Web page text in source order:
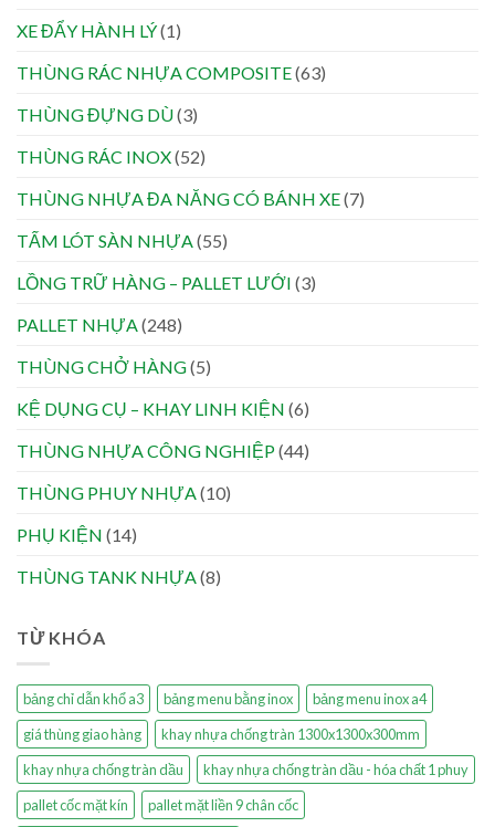
XE ĐẨY HÀNH LÝ(1)
THÙNG RÁC NHỰA COMPOSITE(63)
THÙNG ĐỰNG DÙ(3)
THÙNG RÁC INOX(52)
THÙNG NHỰA ĐA NĂNG CÓ BÁNH XE(7)
TẤM LÓT SÀN NHỰA (55)
LỒNG TRỮ HÀNG – PALLET LƯỚI (3)
PALLET NHỰA (248)
THÙNG CHỞ HÀNG(5)
KỆ DỤNG CỤ – KHAY LINH KIỆN (6)
THÙNG NHỰA CÔNG NGHIỆP(44)
THÙNG PHUY NHỰA (10)
PHỤ KIỆN (14)
THÙNG TANK NHỰA (8)
TỪ KHÓA
bảng chỉ dẫn khổ a3 bảng menu bằng inox
bảng menu inox a4
giá thùng giao hàng
khay nhựa chống tràn 1300x1300x300mm
khay nhựa chống tràn dầu
khay nhựa chống tràn dầu - hóa chất 1 phuy
pallet cốc mặt kín
pallet mặt liền 9 chân cốc